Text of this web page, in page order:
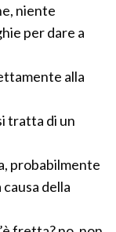
niente
per dare a
alla
tratta di un
probabilmente
della